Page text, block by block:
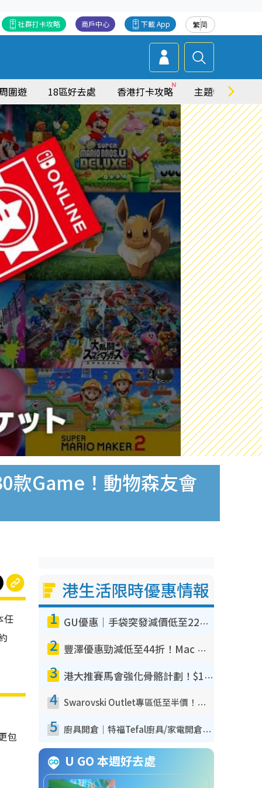
繁简
下載 App
商戶中心
社群打卡攻略
圍遊 18區好去處 香港打卡攻略 主題特集
款Game！動物森友會
任
包
港生活限時優惠情報
1 GU優惠｜手袋突發減價低至22折！$39買經典波士頓包/餃子袋！飾物同步減價$29起！
2 豐澤優惠勁減低至44折！Mac mini/iPhone17Pro大減價！廚房家電$220起
3 港大推賽馬會強化骨骼計劃！$100骨質密度X光檢查 完成免費運動訓練送超市禮券！附參加資格
4 Swarovski Outlet專區低至半價！人氣水晶飾物/小擺設$138起！迪士尼款/水晶高跟鞋都有平
5 廚具開倉｜特福Tefal廚具/家電開倉低至3折！$220起買平底鍋/炒鑊/湯煲！電飯煲/吸塵機/燙斗$418起
U GO 本週好去處